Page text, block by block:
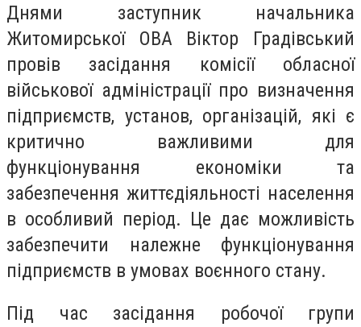
Днями заступник начальника
Житомирської ОВА Віктор Градівський
провів засідання комісії обласної
військової адміністрації про визначення
підприємств, установ, організацій, які є
критично важливими для
функціонування економіки та
забезпечення життєдіяльності населення
в особливий період. Це дає можливість
забезпечити належне функціонування
підприємств в умовах воєнного стану.
Під час засідання робочої групи